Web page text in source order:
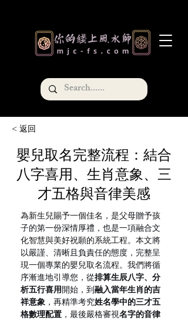
< 返回
嬰兒取名完整流程：結合
八字喜用、生肖意象、三
才五格與音律美感
為新生兒賜予一個佳名，是父母贈予孩
子的第一份深情厚禮，也是一項融合文
化智慧與美好祝願的系統工程。本文將
以嚴謹、清晰且負責任的態度，完整呈
現一個專業的嬰兒取名流程。我們將循
序漸進地引導您，從排算生辰八字、分
析五行喜用開始，到融入當年生肖的吉
祥意象 ，再精準考究姓名學中的三才五
格數理配置 ，最後嚴格審視名字的音律